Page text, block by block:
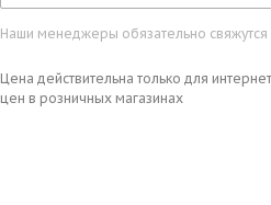
Наши менеджеры обязательно свяжутся
Цена действительна только для
цен в розничных магазинах